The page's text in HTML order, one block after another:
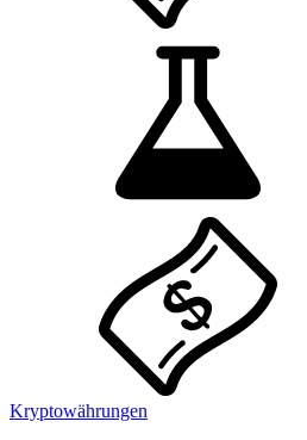
Kryptowährungen